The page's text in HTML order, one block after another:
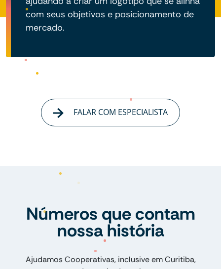
com seus objetivos e posicionamento de
mercado.
FALAR COM ESPECIALISTA
Números que contam
nossa história
Ajudamos Cooperativas, inclusive em Curitiba,